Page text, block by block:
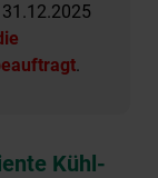
.
Kühl-